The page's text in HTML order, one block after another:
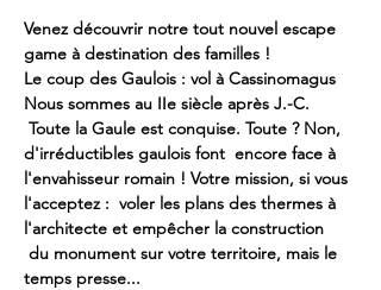
Venez découvrir notre tout nouvel escape
game à destination des familles !
Le coup des Gaulois : vol à Cassinomagus
Nous sommes au IIe siècle après J.-C.
Toute la Gaule est conquise. Toute ? Non,
d'irréductibles gaulois font  encore face à
l'envahisseur romain ! Votre mission, si vous
l'acceptez :  voler les plans des thermes à
l'architecte et empêcher la construction
du monument sur votre territoire, mais le
temps presse...